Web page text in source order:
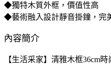
◆獨特木質外框，價值性高
◆藝術融入設計靜音掛鐘，完
內容簡介
【生活采家】清雅木框36cm